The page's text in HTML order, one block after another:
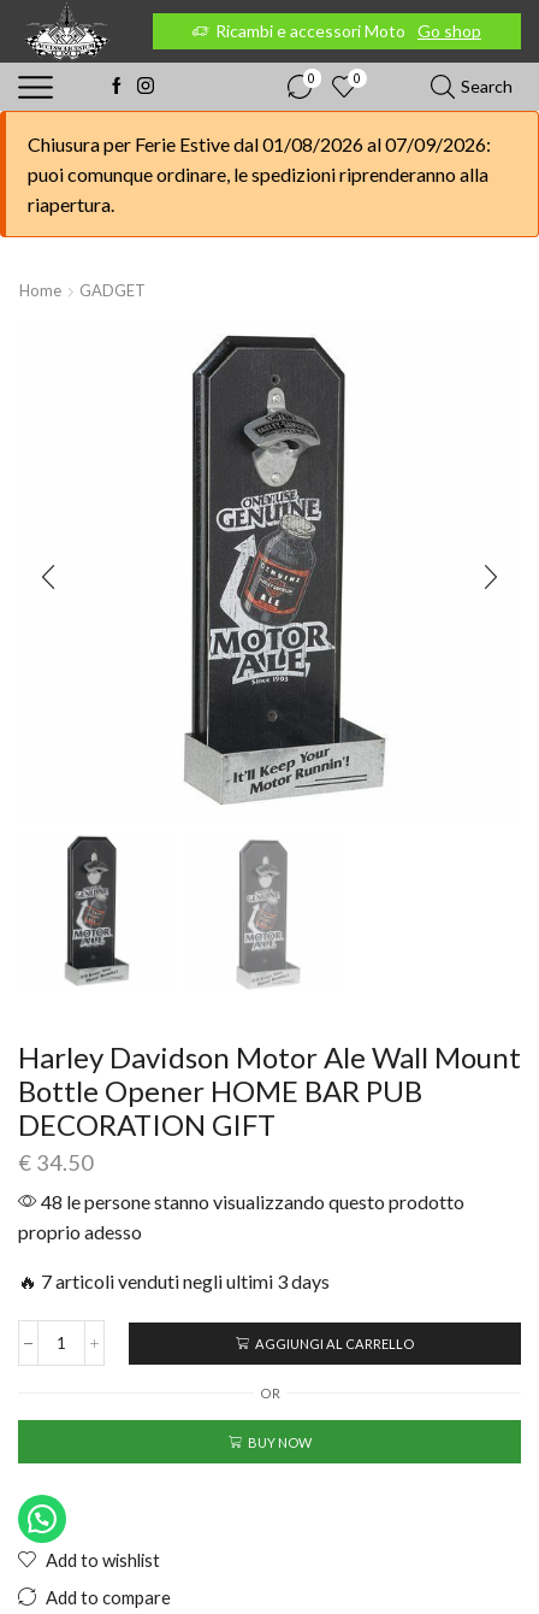
Go shop Ricambi e accessori Moto Go shop
0 0 Search
Chiusura per Ferie Estive dal 01/08/2026 al 07/09/2026:
puoi comunque ordinare, le spedizioni riprenderanno alla
riapertura.
Home GADGET
Harley Davidson Motor Ale Wall Mount
Bottle Opener HOME BAR PUB
DECORATION GIFT
€ 34.50
48 le persone stanno visualizzando questo prodotto
proprio adesso
🔥 7 articoli venduti negli ultimi 3 days
AGGIUNGI AL CARRELLO
OR
BUY NOW
Add to wishlist
Add to compare